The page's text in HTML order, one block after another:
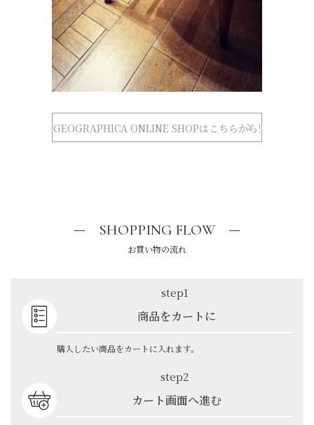
GEOGRAPHICA ONLINE SHOPはこちらから!
SHOPPING FLOW
お買い物の流れ
step1
商品をカートに
購入したい商品をカートに入れます。
step2
カート画面へ進む